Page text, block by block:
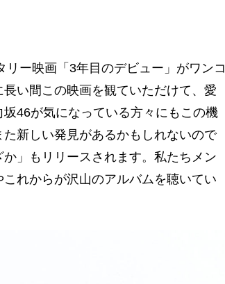
ー映画「3年目のデビュー」がワンコ
い間この映画を観ていただけて、愛
46が気になっている方々にもこの機
新しい発見があるかもしれないので
」もリリースされます。私たちメン
れからが沢山のアルバムを聴いてい